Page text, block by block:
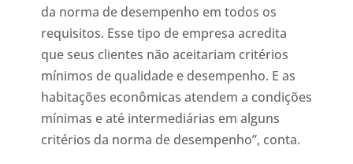
da norma de desempenho em todos os
requisitos. Esse tipo de empresa acredita
que seus clientes não aceitariam critérios
mínimos de qualidade e desempenho. E as
habitações econômicas atendem a condições
mínimas e até intermediárias em alguns
critérios da norma de desempenho”, conta.